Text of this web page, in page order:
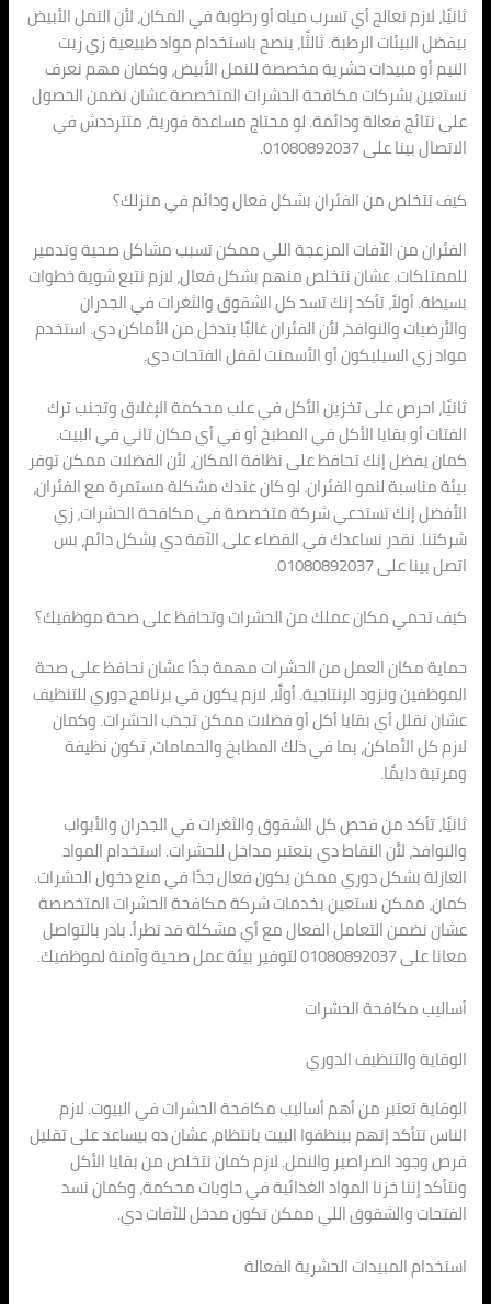
ثانيًا، لازم نعالج أي تسرب مياه أو رطوبة في المكان، لأن النمل الأبيض
بيفضل البيئات الرطبة. ثالثًا، ينصح باستخدام مواد طبيعية زي زيت
النيم أو مبيدات حشرية مخصصة للنمل الأبيض، وكمان مهم نعرف
نستعين بشركات مكافحة الحشرات المتخصصة عشان نضمن الحصول
على نتائج فعالة ودائمة. لو محتاج مساعدة فورية، متترددش في
الاتصال بينا على 01080892037.
كيف تتخلص من الفئران بشكل فعال ودائم في منزلك؟
الفئران من الآفات المزعجة اللي ممكن تسبب مشاكل صحية وتدمير
للممتلكات. عشان نتخلص منهم بشكل فعال، لازم نتبع شوية خطوات
بسيطة. أولاً، تأكد إنك تسد كل الشقوق والثغرات في الجدران
والأرضيات والنوافذ، لأن الفئران غالبًا بتدخل من الأماكن دي. استخدم
مواد زي السيليكون أو الأسمنت لقفل الفتحات دي.
ثانيًا، احرص على تخزين الأكل في علب محكمة الإغلاق وتجنب ترك
الفتات أو بقايا الأكل في المطبخ أو في أي مكان تاني في البيت.
كمان يفضل إنك تحافظ على نظافة المكان، لأن الفضلات ممكن توفر
بيئة مناسبة لنمو الفئران. لو كان عندك مشكلة مستمرة مع الفئران،
الأفضل إنك تستدعي شركة متخصصة في مكافحة الحشرات، زي
شركتنا. نقدر نساعدك في القضاء على الآفة دي بشكل دائم، بس
اتصل بينا على 01080892037.
كيف تحمي مكان عملك من الحشرات وتحافظ على صحة موظفيك؟
حماية مكان العمل من الحشرات مهمة جدًا عشان نحافظ على صحة
الموظفين ونزود الإنتاجية. أولًا، لازم يكون في برنامج دوري للتنظيف
عشان نقلل أي بقايا أكل أو فضلات ممكن تجذب الحشرات. وكمان
لازم كل الأماكن، بما في ذلك المطابخ والحمامات، تكون نظيفة
ومرتبة دايمًا.
ثانيًا، تأكد من فحص كل الشقوق والثغرات في الجدران والأبواب
والنوافذ، لأن النقاط دي بتعتبر مداخل للحشرات. استخدام المواد
العازلة بشكل دوري ممكن يكون فعال جدًا في منع دخول الحشرات.
كمان، ممكن نستعين بخدمات شركة مكافحة الحشرات المتخصصة
عشان نضمن التعامل الفعال مع أي مشكلة قد تطرأ. بادر بالتواصل
معانا على 01080892037 لتوفير بيئة عمل صحية وآمنة لموظفيك.
أساليب مكافحة الحشرات
الوقاية والتنظيف الدوري
الوقاية تعتبر من أهم أساليب مكافحة الحشرات في البيوت. لازم
الناس تتأكد إنهم بينظفوا البيت بانتظام، عشان ده بيساعد على تقليل
فرص وجود الصراصير والنمل. لازم كمان نتخلص من بقايا الأكل
ونتأكد إننا خزنا المواد الغذائية في حاويات محكمة، وكمان نسد
الفتحات والشقوق اللي ممكن تكون مدخل للآفات دي.
استخدام المبيدات الحشرية الفعالة